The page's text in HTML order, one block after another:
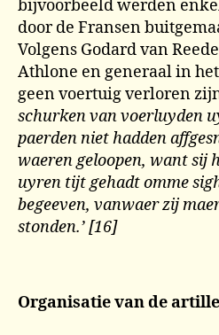
bijvoorbeeld werden
door de Fransen
Volgens Godard van
Athlone en generaal in het
geen voertuig verloren
schurken van voerluyden
paerden niet hadden
waeren geloopen, want sij
uyren tijt gehadt omme
begeeven, vanwaer zij
stonden.’ [16]
Organisatie van de